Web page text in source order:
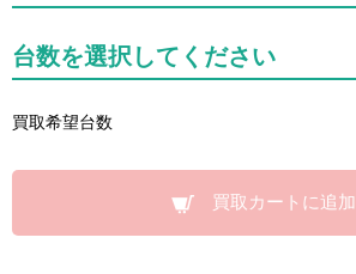
台数を選択してください
買取希望台数
買取カートに追加